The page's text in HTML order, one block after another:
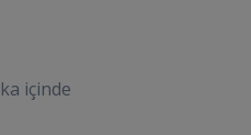
içinde